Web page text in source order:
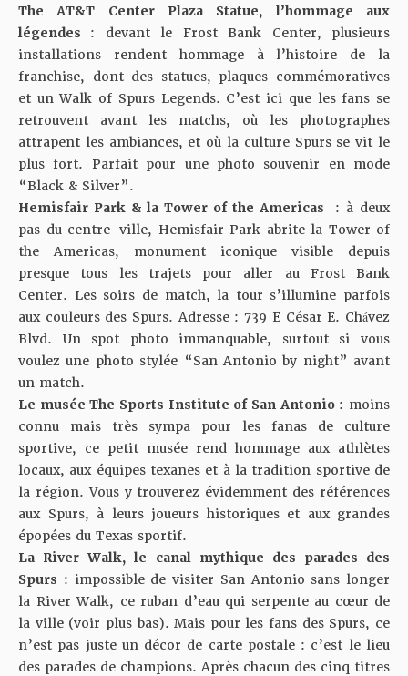
The AT&T Center Plaza Statue, l’hommage aux
légendes : devant le Frost Bank Center, plusieurs
installations rendent hommage à l’histoire de la
franchise, dont des statues, plaques commémoratives
et un Walk of Spurs Legends. C’est ici que les fans se
retrouvent avant les matchs, où les photographes
attrapent les ambiances, et où la culture Spurs se vit le
plus fort. Parfait pour une photo souvenir en mode
“Black & Silver”.
Hemisfair Park & la Tower of the Americas : à deux
pas du centre-ville, Hemisfair Park abrite la Tower of
the Americas, monument iconique visible depuis
presque tous les trajets pour aller au Frost Bank
Center. Les soirs de match, la tour s’illumine parfois
aux couleurs des Spurs. Adresse : 739 E César E. Chávez
Blvd. Un spot photo immanquable, surtout si vous
voulez une photo stylée “San Antonio by night” avant
un match.
Le musée The Sports Institute of San Antonio : moins
connu mais très sympa pour les fanas de culture
sportive, ce petit musée rend hommage aux athlètes
locaux, aux équipes texanes et à la tradition sportive de
la région. Vous y trouverez évidemment des références
aux Spurs, à leurs joueurs historiques et aux grandes
épopées du Texas sportif.
La River Walk, le canal mythique des parades des
Spurs : impossible de visiter San Antonio sans longer
la River Walk, ce ruban d’eau qui serpente au cœur de
la ville (voir plus bas). Mais pour les fans des Spurs, ce
n’est pas juste un décor de carte postale : c’est le lieu
des parades de champions. Après chacun des cinq titres